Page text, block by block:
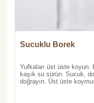
Sucuklu Borek
Yufkaları üst üste koyun.
kaşık su sürün. Sucuk,
doğrayın. Üst üste